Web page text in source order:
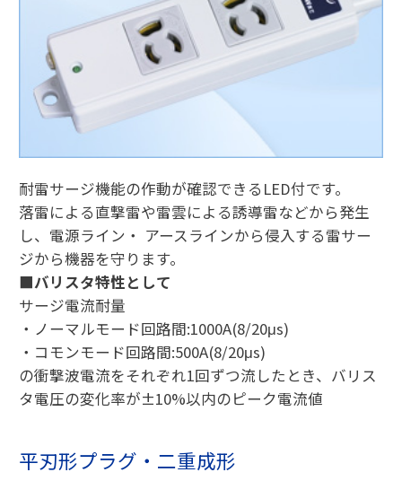
耐雷サージ機能の作動が確認できるLED付です。
落雷による直撃雷や雷雲による誘導雷などから発生
し、電源ライン・ アースラインから侵入する雷サー
ジから機器を守ります。
■バリスタ特性として
サージ電流耐量
・ノーマルモード回路間:1000A(8/20μs)
・コモンモード回路間:500A(8/20μs)
の衝撃波電流をそれぞれ1回ずつ流したとき、バリス
タ電圧の変化率が±10%以内のピーク電流値
平刃形プラグ・二重成形